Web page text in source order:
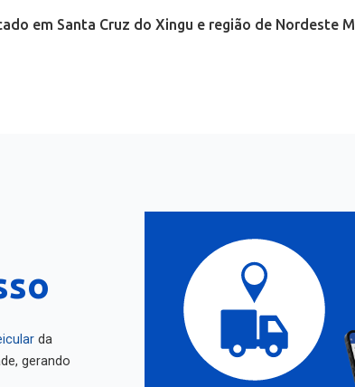
em Santa Cruz do Xingu e região de Nordeste
da
gerando